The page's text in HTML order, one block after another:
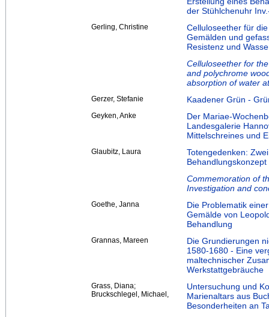
der Stühlchenuhr
Gerling, Christine
Celluloseether für
Gemälden und
Resistenz und
Celluloseether for
and polychrome
absorption of water
Gerzer, Stefanie Kaadener Grün -
Geyken, Anke
Der Mariae-
Landesgalerie
Mittelschreines und
Glaubitz, Laura
Totengedenken:
Behandlungskonzept
Commemoration of
Investigation and
Goethe, Janna
Die Problematik
Gemälde von
Behandlung
Grannas, Mareen
Die Grundierungen
1580-1680 - Eine
maltechnischer
Werkstattgebräuche
Grass, Diana;
Bruckschlegel, Michael,
Untersuchung und
Marienaltars aus
Besonderheiten an